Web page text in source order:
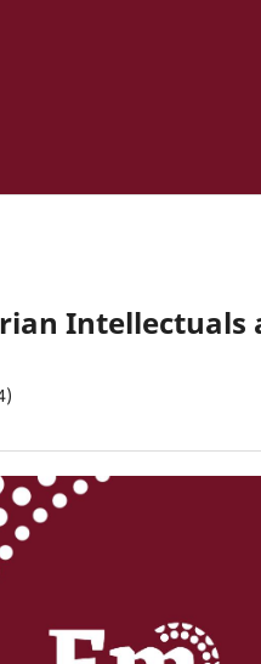
Intellectuals